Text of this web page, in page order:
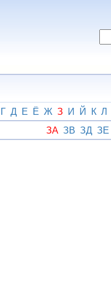
Г Д Е Ё Ж З И Й К Л
ЗА ЗВ ЗД ЗЕ